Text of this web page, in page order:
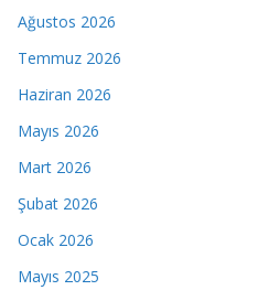
Ağustos 2026
Temmuz 2026
Haziran 2026
Mayıs 2026
Mart 2026
Şubat 2026
Ocak 2026
Mayıs 2025